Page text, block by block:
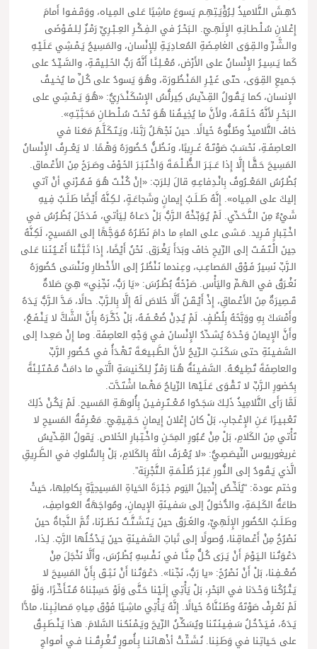
دُهِـشَ الـتَّلاميذُ لِـرُؤْيَـتِهِـم يَسوعَ ماشِيًا عَـلى المِـياه، ووَقَـفـوا أَمامَ
إِعْـلانِ سُـلْـطـانِـهِ الإِلَهِـيّ. الـبَحْـرُ في الـفِـكْـرِ العِــبْـرِيِّ رَمْـزٌ لِـلـفَـوْضَى
والـشَّـرِّ والـقِـوَى الغامِـضَةِ المُعـادِيَـةِ لِلإِنْسان، والمَسِيحُ يَـمْـشِي عَـلَـيْـهِ
كَما يَـسِيـرُ الإِنْسانُ على الأَرْض، مُعْــلِـنًـا أَنَّهُ رَبُّ الخَـلِـيقَـةِ، والسَّـيِّـدُ على
جَـميعِ القِـوَى، حتّى غَـيْـرِ المَـنْـظُـورَة، وهُـوَ يَسودُ على كُـلِّ ما يُخـيـفُ
الإِنسان، كما يَـقُـولُ القِـدِّيسُ كِيرلُّسُ الإِسْكَـنْـدَرِيُّ: «هُـوَ يَـمْـشِي على
الـبَحْـرِ لأَنَّهُ خَـلَـقَـهُ، ولأَنَّ ما يُخِيـفُـنا هُـوَ تَحْـتَ سُـلْـطـانِ مَحَـبَّـتِـهِ».
خافَ التَّلاميذُ وظَـنُّوهُ خَيالًا. حينَ نَجْهَـلُ رَبَّـنا، ويَـتَـكَـلَّـمُ مَعَـنا في
العـاصِفَـةِ، نَحْسَـبُ صَوْتَـهُ غَــرِيبًا، ونَـظُـنُّ حُـضُورَهُ وَهْـمًا. لا يَعْــرِفُ الإِنْسانُ
المَسِيحَ حَـقًّـا إِلَّا إِذا عَــبَـرَ الـظُّــلْـمَـةَ وَاخْـتَـبَـرَ الخَـوْفَ وصَـرَخَ مِنَ الأَعْـماق.
بُطْـرُسُ المَعْــرُوفُ بِانْـدِفاعِـهِ قالَ لِـلرَبّ: «إنْ كُـنْـتَ هُـوَ فَـمُـرْني أنْ آتي
إليكَ على المِـياه». إِنَّهُ طَــلَـبُ إِيمانٍ وشَجاعَـةٍ، لـكِـنَّهُ أَيْضًا طَـلَـبٌ فِـيهِ
شَيْءٌ مِنَ الـتَّـحَـدِّي. لَمْ يُـوَبِّـخْهُ الـرَّبُّ بَلْ دَعـاهُ لِـيَأتي، فَـدَخَلَ بُطْـرُسُ في
اخْـتِـبارٍ فَـرِيد. مَـشى عـلى الماءِ ما دامَ نَظَـرُهُ مُـوَجَّهًا إلى المَسيحِ، لَكِـنَّهُ
حِينَ الْـتَـفَـتَ إلى الرِّيحِ خافَ وبَدَأَ يَغْـرَق. نَحْنُ أَيْضًا، إِذا ثَـبَّـتْـنا أَعْــيُـنَـنا عَـلى
الـرَّبِّ نَسِيرُ فَـوْقَ المَصاعِـب، وعِـندما نَـنْظُـرُ إلى الأَخْطارِ ونَـنْسَى حُضُورَهُ
نَغْـرَقُ في الهَـمِّ واليَأْس. صَرْخَةُ بُطْـرُسَ: «يَا رَبُّ، نَجِّـنِي» هِيَ صَلاةٌ
قَـصِيرَةٌ مِنَ الأَعْـماقِ، إِذْ أَيْـقَـنَ أَلَّا خَلاصَ لَهُ إِلَّا بِالـرَّبِّ. حالًا، مَـدَّ الـرَّبُّ يَـدَهُ
وأَمْسَكَ بِهِ ووَبَّخَهُ بِلُطْـفٍ. لَمْ يُـدِنْ ضُعْــفَـهُ، بَلْ ذَكَّـرَهُ بِأَنَّ الشَّكَّ لا يَـنْـفَـعُ،
وأَنَّ الإِيمانَ وَحْـدَهُ يُشـدِّدُ الإِنْسانَ في وَجْهِ العاصِفَة. وما إِنْ صَعِـدا إلى
السَّفـيـنَةِ حتى سَكَـنَـتِ الـرِّيحُ لأنَّ الطَّـبـيعَـةَ تَهْـدَأُ في حُـضُورِ الرَّبِّ
والعاصِفَةَ تُطِـيعُـهُ. السَّفـيـنَةُ هُـنا رَمْـزٌ لِـلكَـنيسَةِ الَّتي ما دامَتْ مُـمْـتَـلِـئَةً
بِحُضورِ الـرَّبِّ لا تَـقْـوَى عَـلَـيْها الرِّياحُ مَهْـما اشْتَـدَّت.
لَمَّا رَأَى التَّلامِيذُ ذَلِـكَ سَجَـدُوا مُـعْــتَـرِفـيـنَ بِأُلوهَـةِ المَسيح. لَمْ يَكُـنْ ذَلِكَ
تَعْـبـيـرًا عَـنِ الإِعْـجابِ، بَلْ كانَ إِعْلانَ إِيمانٍ حَـقِـيقِيّ. مَعْـرِفَةُ المَسيحِ لا
تَأْتي مِنَ الكَلامِ، بَلْ مِنْ عُـبُورِ المِحَـنِ واخْـتِـبارِ الخَلاص. يَقولُ القِـدِّيسُ
غريغوريوس النِّيصَصِيُّ: «لا يُعْـرَفُ اللهُ بِالكَلامِ، بَلْ بِالسُّلوكِ في الطَّـرِيقِ
الَّذي يَـقُـودُ إلى الـنُّـورِ عَـبْـرَ ظُـلْـمَـةِ الـتَّجْرِبَة”.
وختم عودة: “يُلَخِّـصُ إِنْجيلُ اليَوم خِـبْـرَةَ الحَياةِ المَسِيحِيَّةِ بِكامِلِها، حَيثْ
طاعَةُ الكَـلِـمَةِ، والدُّخولُ إلى سَفـيـنَةِ الإِيمانِ، ومُواجَهَةُ العَـواصِفِ،
وطَـلَـبُ الحُضُورِ الإِلَهِيِّ، والغَـرَقُ حينَ يَـتَـشَـتَّـتُ نَـظَــرُنا، ثُمَّ الـنَّجاةُ حينَ
نَصْرُخُ مِنْ أَعْـماقِـنا، وُصولًا إلى ثَباتِ السَّفـيـنَةِ حينَ يَـدْخُـلُها الرَّبّ. لِـذا،
دَعْـوَتُـنا الـيَـوْمَ أَنْ يَـرَى كُـلٌّ مِـنَّـا في نَـفْـسِهِ بُطْـرُسَ، وأَلَّا نَخْجَلَ مِنْ
ضُعْــفِـنا، بَلْ أَنْ نَصْرُخَ: «يا رَبُّ، نَجِّـنا». دَعْـوَتُـنا أَنْ نَـثِـقَ بِأَنَّ المَسِيحَ لا
يَـتْـرُكُـنا وَحْـدَنا في البَحْرِ، بَلْ يَأْتِي إِلَـيْـنا حَـتَّى وَلَوْ حَسِبْـناهُ مُـتَـأَخِّـرًا، وَلَوْ
لَمْ نَعْـرِفْ صَوْتَهُ وظَـنَـنَّاهُ خَيالًا. إِنَّهُ يَـأْتِي ماشِـيًا فَوْقَ مِـياهِ مَصائِـبِـنا، مادًّا
يَـدَهُ، فَـيَـدْخُـلُ سَـفِـيـنَـتَـنا ويُسَكِّـنُ الرِّيحَ ويَـمْـنَحُـنا السَّلامَ. هذا يَـنْـطَـبِـقُ
على حَـياتِـنا في وَطَـنِـنا. نُـشَـتِّـتْ أذْهـانَـنـا بِـأُمـورٍ تُـغْـرِقُــنـا فـي أمـواجِ